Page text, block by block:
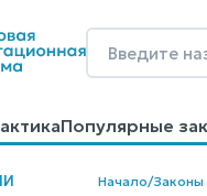
Популярные
материалы
Начало/Законы